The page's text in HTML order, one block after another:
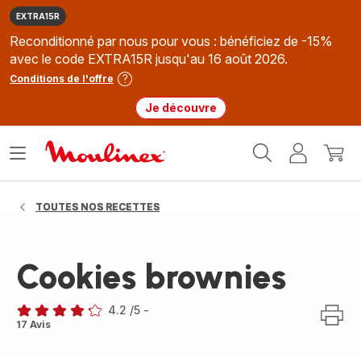
EXTRA15R
Reconditionné par nous pour vous : bénéficiez de -15%
avec le code EXTRA15R jusqu'au 16 août 2026.
Conditions de l'offre
Je découvre
MonMon
Ouvrir
TOUTES NOS RECETTES
Cookies brownies
ratings.4.2
4.2 /5 -
17 Avis